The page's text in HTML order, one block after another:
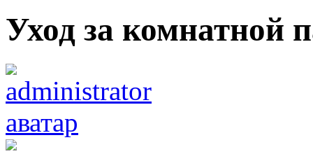
Уход за комнатной